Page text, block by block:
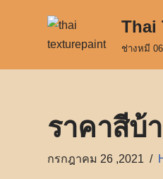
Thai
ช่างหมี
ราคาสีบ้
กรกฎาคม 26 ,2021